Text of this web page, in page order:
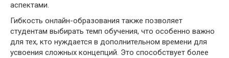
аспектами.
Гибкость онлайн-образования также позволяет
студентам выбирать темп обучения, что особенно важно
для тех, кто нуждается в дополнительном времени для
усвоения сложных концепций. Это способствует более